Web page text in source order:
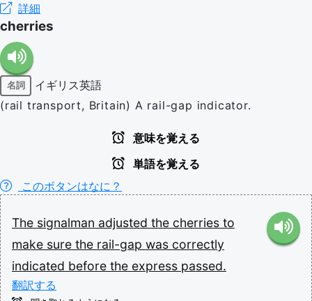
詳細
cherries
名詞
イギリス英語
(rail transport, Britain) A rail-gap indicator.
意味を覚える
単語を覚える
このボタンはなに？
The signalman adjusted the cherries to
make sure the rail-gap was correctly
indicated before the express passed.
翻訳する